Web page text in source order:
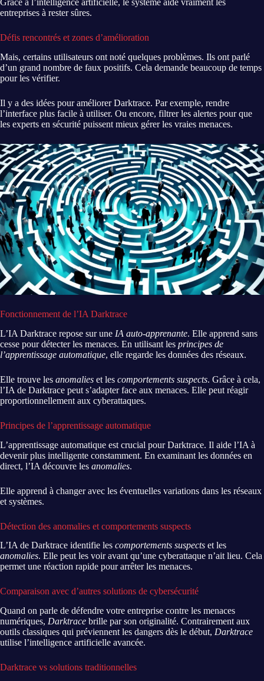
Grâce à l’intelligence artificielle, le système aide vraiment les
entreprises à rester sûres.
Défis rencontrés et zones d’amélioration
Mais, certains utilisateurs ont noté quelques problèmes. Ils ont parlé
d’un grand nombre de faux positifs. Cela demande beaucoup de temps
pour les vérifier.
Il y a des idées pour améliorer Darktrace. Par exemple, rendre
l’interface plus facile à utiliser. Ou encore, filtrer les alertes pour que
les experts en sécurité puissent mieux gérer les vraies menaces.
Fonctionnement de l’IA Darktrace
L’IA Darktrace repose sur une IA auto-apprenante. Elle apprend sans
cesse pour détecter les menaces. En utilisant les principes de
l’apprentissage automatique, elle regarde les données des réseaux.
Elle trouve les anomalies et les comportements suspects. Grâce à cela,
l’IA de Darktrace peut s’adapter face aux menaces. Elle peut réagir
proportionnellement aux cyberattaques.
Principes de l’apprentissage automatique
L’apprentissage automatique est crucial pour Darktrace. Il aide l’IA à
devenir plus intelligente constamment. En examinant les données en
direct, l’IA découvre les anomalies.
Elle apprend à changer avec les éventuelles variations dans les réseaux
et systèmes.
Détection des anomalies et comportements suspects
L’IA de Darktrace identifie les comportements suspects et les
anomalies. Elle peut les voir avant qu’une cyberattaque n’ait lieu. Cela
permet une réaction rapide pour arrêter les menaces.
Comparaison avec d’autres solutions de cybersécurité
Quand on parle de défendre votre entreprise contre les menaces
numériques, Darktrace brille par son originalité. Contrairement aux
outils classiques qui préviennent les dangers dès le début, Darktrace
utilise l’intelligence artificielle avancée.
Darktrace vs solutions traditionnelles